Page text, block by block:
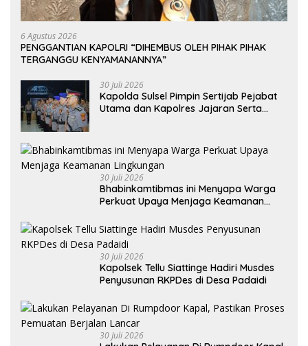
6 Agustus 2026
PENGGANTIAN KAPOLRI “DIHEMBUS OLEH PIHAK PIHAK
TERGANGGU KENYAMANANNYA”
30 Juli 2026
Kapolda Sulsel Pimpin Sertijab Pejabat
Utama dan Kapolres Jajaran Serta
30 Juli 2026
Bhabinkamtibmas ini Menyapa Warga
Perkuat Upaya Menjaga Keamanan
30 Juli 2026
Kapolsek Tellu Siattinge Hadiri Musdes
Penyusunan RKPDes di Desa Padaidi
30 Juli 2026